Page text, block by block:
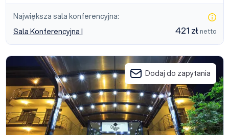
Największa sala konferencyjna:
Sala Konferencyjna I
421 zł netto
Hotel Vestina Wisła
Dodaj do zapytania